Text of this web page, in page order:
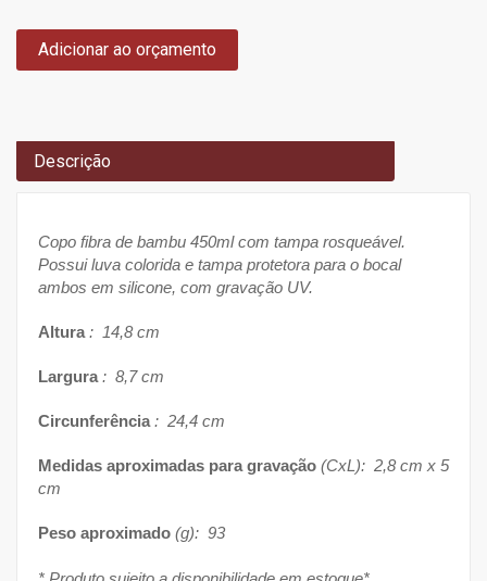
Adicionar ao orçamento
Descrição
Copo fibra de bambu 450ml com tampa rosqueável.
Possui luva colorida e tampa protetora para o bocal
ambos em silicone, com gravação UV.
Altura : 14,8 cm
Largura : 8,7 cm
Circunferência : 24,4 cm
Medidas aproximadas para gravação (CxL): 2,8 cm x 5
cm
Peso aproximado (g): 93